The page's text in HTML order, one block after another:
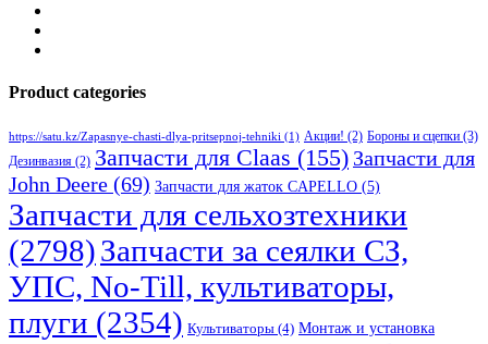
Product categories
https://satu.kz/Zapasnye-chasti-dlya-pritsepnoj-tehniki (1) Акции! (2) Бороны и сцепки (3)
Дезинвазия (2) Запчасти для Claas (155) Запчасти для
John Deere (69) Запчасти для жаток CAPELLO (5)
Запчасти для сельхозтехники
(2798)Запчасти за сеялки СЗ,
УПС, No-Till, культиваторы,
плуги (2354) Культиваторы (4) Монтаж и установка